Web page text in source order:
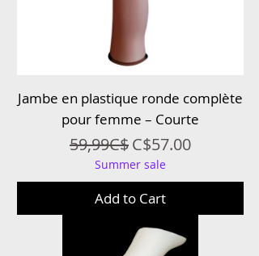
Jambe en plastique ronde complète
pour femme – Courte
Regular Price
59,99C$Sale Price
C$57.00
Summer sale
Add to Cart